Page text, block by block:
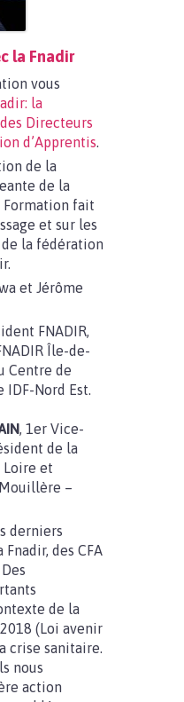
la Fnadir
vous
la
Directeurs
d’Apprentis.
de la
de la
Formation fait
et sur les
la fédération
et Jérôme
FNADIR,
Île-de-
Centre de
Nord Est.
, 1er Vice-
de la
Loire et
–
derniers
des CFA
de la
(Loi avenir
crise sanitaire.
nous
action